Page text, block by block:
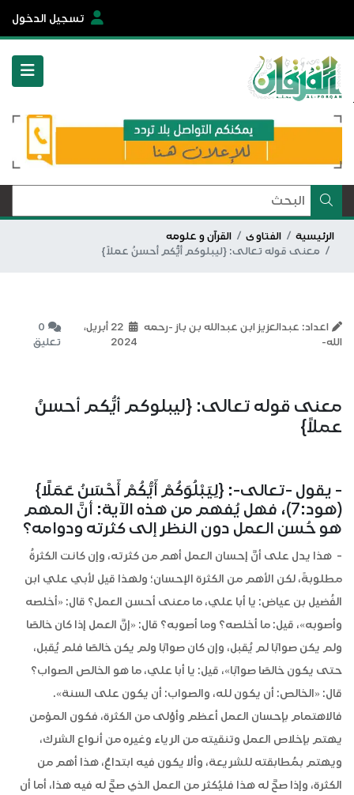
تسجيل الدخول
الرئيسية الفتاوى
القرآن و علومه
معنى قوله تعالى: {ليبلوكم أيُّكم أحسنُ عملاً}
اعداد: عبدالعزيز ابن عبدالله بن باز -رحمه
الله-
22 أبريل،
2024
0
تعليق
معنى قوله تعالى: {ليبلوكم أيُّكم أحسنُ
عملاً}
- يقول -تعالى-: {لِيَبْلُوَكُمْ أَيُّكُمْ أَحْسَنُ عَمَلًا}
(هود:7)، فهل يُفهم من هذه الآية: أنَّ المهم
هو حُسن العمل دون النظر إلى كثرته ودوامه؟
- هذا يدل على أنَّ إحسان العمل أهم من كثرته، وإن كانت الكثرةُ
مطلوبةً، لكن الأهم من الكثرة الإحسان؛ ولهذا قيل لأبي علي ابن
الفُضيل بن عياض: يا أبا علي، ما معنى أحسن العمل؟ قال: «أخلصه
وأصوبه»، قيل: ما أخلصه؟ وما أصوبه؟ قال: «إنَّ العمل إذا كان خالصًا
ولم يكن صوابًا لم يُقبل، وإن كان صوابًا ولم يكن خالصًا فلم يُقبل،
حتى يكون خالصًا صوابًا»، قيل: يا أبا علي، ما هو الخالص الصواب؟
قال: «الخالص: أن يكون لله، والصواب: أن يكون على السنة».
فالاهتمام بإحسان العمل أعظم وأوْلى من الكثرة، فكون المؤمن
يهتم بإخلاص العمل وتنقيته من الرياء وغيره من أنواع الشرك،
ويهتم بمُطابقته للشريعة، وألا يكون فيه ابتداعٌ، هذا أهم من
الكثرة، وإذا صحَّ له هذا فليُكثر من العمل الذي صحَّ له فيه هذا، أما أن